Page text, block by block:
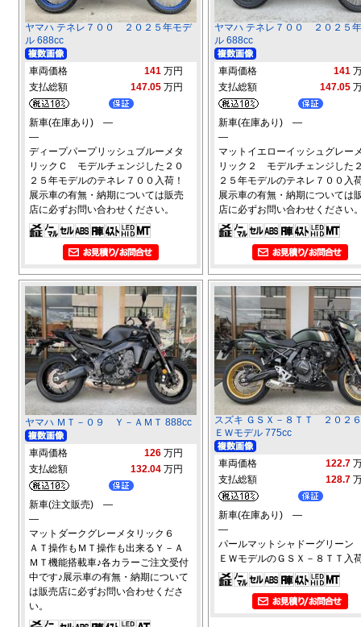
ヤマハ テネレ７００ ２０２５年モデ
ル 688cc
車両価格 141 万円
支払総額
147.05 万円
新車(在庫あり) ―
―
ディープパープリッシュブルーメタ
リックＣ モデルチェンジした２０
２５年モデルのテネレ７００入荷！
展示車の有無・納期については販売
店に必ずお問い合わせください。
ヤマハ テネレ７００ ２０２５
ル 688cc
車両価格 141
支払総額
147.05
新車(在庫あり) ―
―
マットイエローイッシュグレー
リック２ モデルチェンジした
２５年モデルのテネレ７００入
展示車の有無・納期については
店に必ずお問い合わせください
ヤマハ ＭＴ－０９ Ｙ－ＡＭＴ 888cc
車両価格 126 万円
支払総額
132.04 万円
新車(注文販売) ―
―
マットダークグレーメタリック６
ＡＴ操作もＭＴ操作も出来るＹ－Ａ
ＭＴ機能搭載車♪各カラーご注文受付
中です♪展示車の有無・納期について
は販売店に必ずお問い合わせくださ
い。
スズキ ＧＳＸ－８ＴＴ ２０２
ＥＷモデル 775cc
車両価格 122.7
支払総額
128.7
新車(在庫あり) ―
―
パールマットシャドーグリー
ＥＷモデルのＧＳＸ－８ＴＴ入